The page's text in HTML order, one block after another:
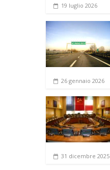
19 luglio 2026
26 gennaio 2026
31 dicembre 2025